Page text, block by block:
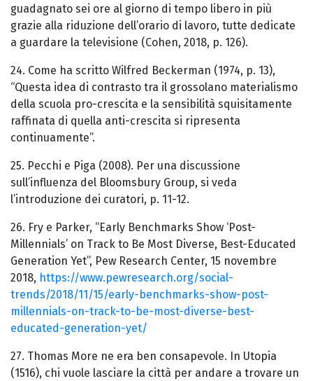
guadagnato sei ore al giorno di tempo libero in più
grazie alla riduzione dell’orario di lavoro, tutte dedicate
a guardare la televisione (Cohen, 2018, p. 126).
24. Come ha scritto Wilfred Beckerman (1974, p. 13),
“Questa idea di contrasto tra il grossolano materialismo
della scuola pro-crescita e la sensibilità squisitamente
raffinata di quella anti-crescita si ripresenta
continuamente”.
25. Pecchi e Piga (2008). Per una discussione
sull’influenza del Bloomsbury Group, si veda
l’introduzione dei curatori, p. 11-12.
26. Fry e Parker, “Early Benchmarks Show ‘Post-
Millennials’ on Track to Be Most Diverse, Best-Educated
Generation Yet”, Pew Research Center, 15 novembre
2018, https://www.pewresearch.org/social-
trends/2018/11/15/early-benchmarks-show-post-
millennials-on-track-to-be-most-diverse-best-
educated-generation-yet/
27. Thomas More ne era ben consapevole. In Utopia
(1516), chi vuole lasciare la città per andare a trovare un